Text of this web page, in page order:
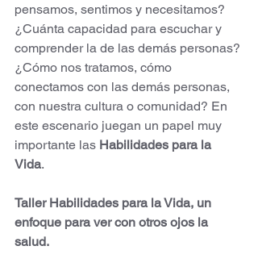
pensamos, sentimos y necesitamos?
¿Cuánta capacidad para escuchar y
comprender la de las demás personas?
¿Cómo nos tratamos, cómo
conectamos con las demás personas,
con nuestra cultura o comunidad? En
este escenario juegan un papel muy
importante las Habilidades para la
Vida.
Taller Habilidades para la Vida, un
enfoque para ver con otros ojos la
salud.